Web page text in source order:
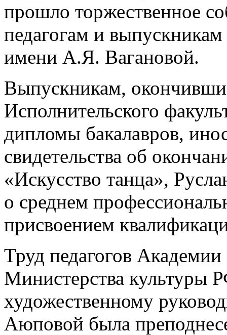
прошло торжественное
педагогам и
имени А.Я. Вагановой.
Выпускникам,
Исполнительского
дипломы бакалавров,
свидетельства об
«Искусство танца»,
о среднем
присвоением
Труд педагогов
Министерства культуры
художественному
Аюповой была